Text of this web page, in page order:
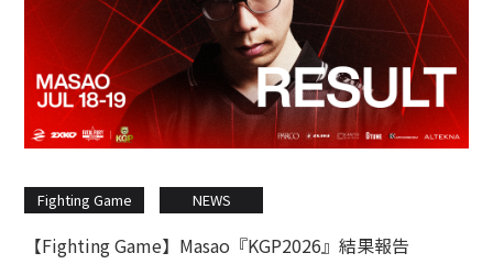
Fighting Game NEWS
【Fighting Game】Masao『KGP2026』結果報告